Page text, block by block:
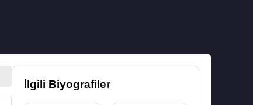
İlgili Biyografiler